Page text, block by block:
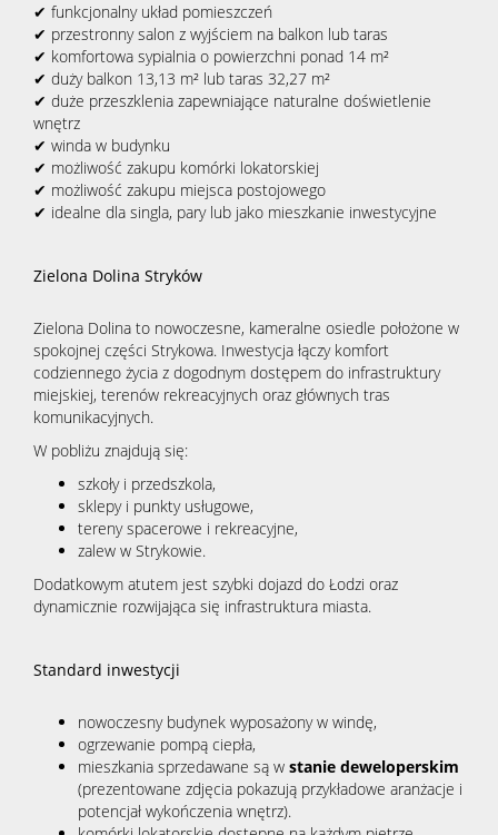
✔ funkcjonalny układ pomieszczeń
✔ przestronny salon z wyjściem na balkon lub taras
✔ komfortowa sypialnia o powierzchni ponad 14 m²
✔ duży balkon 13,13 m² lub taras 32,27 m²
✔ duże przeszklenia zapewniające naturalne doświetlenie
wnętrz
✔ winda w budynku
✔ możliwość zakupu komórki lokatorskiej
✔ możliwość zakupu miejsca postojowego
✔ idealne dla singla, pary lub jako mieszkanie inwestycyjne
Zielona Dolina Stryków
Zielona Dolina to nowoczesne, kameralne osiedle położone w
spokojnej części Strykowa. Inwestycja łączy komfort
codziennego życia z dogodnym dostępem do infrastruktury
miejskiej, terenów rekreacyjnych oraz głównych tras
komunikacyjnych.
W pobliżu znajdują się:
szkoły i przedszkola,
sklepy i punkty usługowe,
tereny spacerowe i rekreacyjne,
zalew w Strykowie.
Dodatkowym atutem jest szybki dojazd do Łodzi oraz
dynamicznie rozwijająca się infrastruktura miasta.
Standard inwestycji
nowoczesny budynek wyposażony w windę,
ogrzewanie pompą ciepła,
mieszkania sprzedawane są w stanie deweloperskim
(prezentowane zdjęcia pokazują przykładowe aranżacje i
potencjał wykończenia wnętrz).